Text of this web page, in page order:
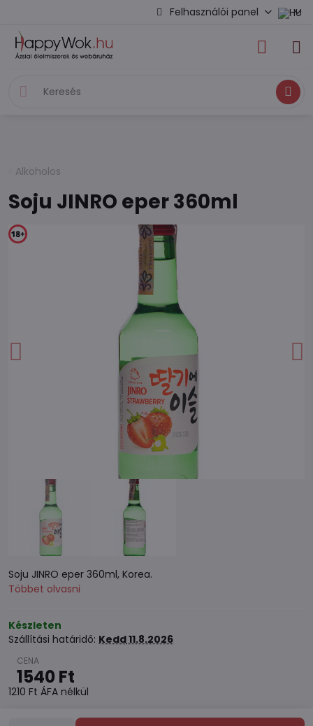
Felhasználói panel
Keresés
Alkoholos
Soju JINRO eper 360ml
Soju JINRO eper 360ml, Korea.
Többet olvasni
Készleten
Szállítási határidő: Kedd11.8.2026
1540 Ft
1210 Ft ÁFA nélkül